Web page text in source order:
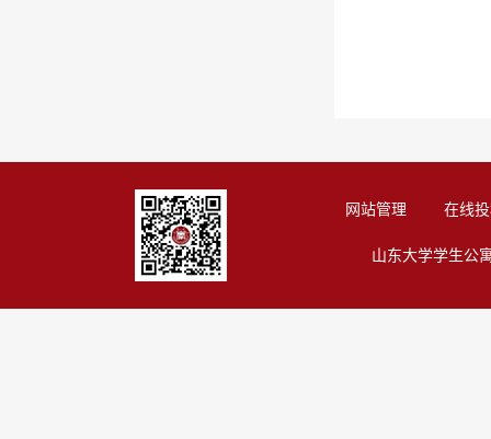
网站管理 在线
山东大学学生公